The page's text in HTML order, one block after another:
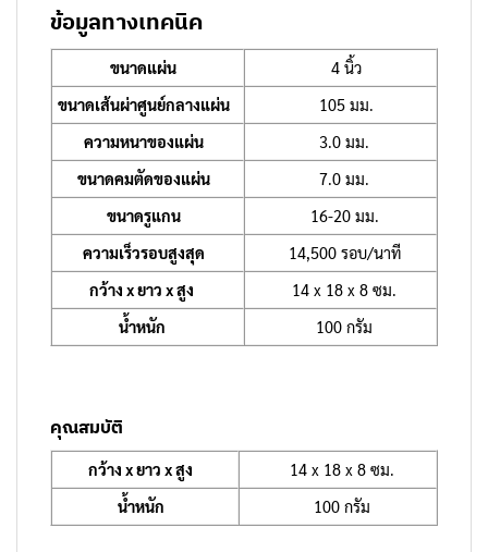
ข้อมูลทางเทคนิค
ขนาดแผ่น
4 นิ้ว
ขนาดเส้นผ่าศูนย์กลางแผ่น
105 มม.
ความหนาของแผ่น
3.0 มม.
ขนาดคมตัดของแผ่น
7.0 มม.
ขนาดรูแกน
16-20 มม.
ความเร็วรอบสูงสุด
14,500 รอบ/นาที
กว้าง x ยาว x สูง
14 x 18 x 8 ซม.
น้ำหนัก
100 กรัม
คุณสมบัติ
กว้าง x ยาว x สูง
14 x 18 x 8 ซม.
น้ำหนัก
100 กรัม